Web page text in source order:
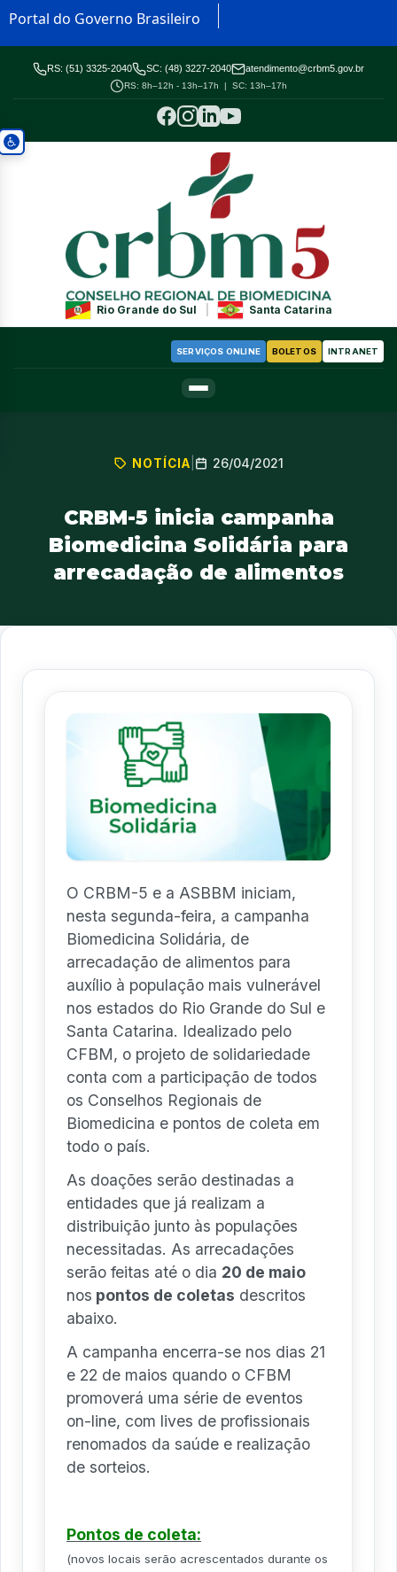
Portal do Governo Brasileiro
RS: (51) 3325-2040 SC: (48) 3227-2040 atendimento@crbm5.gov.br
RS: 8h–12h - 13h–17h | SC: 13h–17h
Rio Grande do Sul Santa Catarina
SERVIÇOS ONLINE BOLETOS INTRANET
NOTÍCIA 26/04/2021
CRBM-5 inicia campanha
Biomedicina Solidária para
arrecadação de alimentos
O CRBM-5 e a ASBBM iniciam,
nesta segunda-feira, a campanha
Biomedicina Solidária, de
arrecadação de alimentos para
auxílio à população mais vulnerável
nos estados do Rio Grande do Sul e
Santa Catarina. Idealizado pelo
CFBM, o projeto de solidariedade
conta com a participação de todos
os Conselhos Regionais de
Biomedicina e pontos de coleta em
todo o país.
As doações serão destinadas a
entidades que já realizam a
distribuição junto às populações
necessitadas. As arrecadações
serão feitas até o dia 20 de maio
nos pontos de coletas descritos
abaixo.
A campanha encerra-se nos dias 21
e 22 de maios quando o CFBM
promoverá uma série de eventos
on-line, com lives de profissionais
renomados da saúde e realização
de sorteios.
Pontos de coleta:
(novos locais serão acrescentados durante os